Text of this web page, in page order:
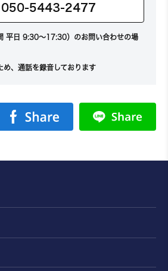
050-5443-2477
平日 9:30～17:30）のお問い合わせの場
め、通話を録音しております